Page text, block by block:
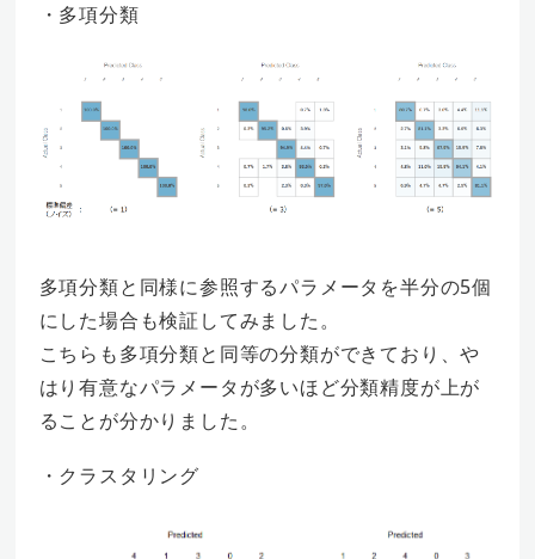
・多項分類
多項分類と同様に参照するパラメータを半分の5個
にした場合も検証してみました。
こちらも多項分類と同等の分類ができており、や
はり有意なパラメータが多いほど分類精度が上が
ることが分かりました。
・クラスタリング